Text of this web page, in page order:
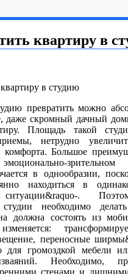
квартиру в
превратить можно
даже скромный дачный
Площадь такой
нетрудно
комфорта. Большое
зрительном
в однообразии,
находиться в
ситуации&raquo-.
необходимо
должна состоять из
переносные
для громоздкой мебели
Необходимо,
стенами и